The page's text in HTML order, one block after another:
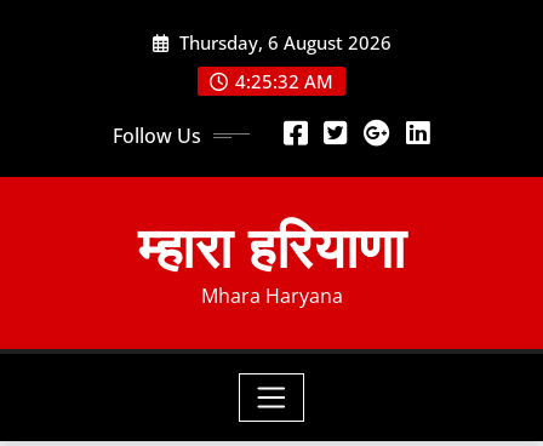
Thursday, 6 August 2026
4:25:34 AM
Follow Us
म्हारा हरियाणा
Mhara Haryana